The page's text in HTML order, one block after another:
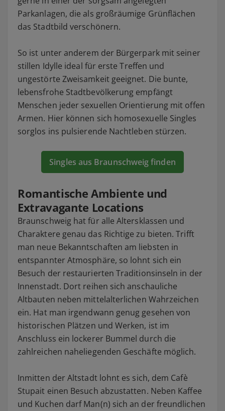
Parkanlagen, die als großräumige Grünflächen
das Stadtbild verschönern.
So ist unter anderem der Bürgerpark mit seiner
stillen Idylle ideal für erste Treffen und
ungestörte Zweisamkeit geeignet. Die bunte,
lebensfrohe Stadtbevölkerung empfängt
Menschen jeder sexuellen Orientierung mit offen
Armen. Hier können sich homosexuelle Singles
sorglos ins pulsierende Nachtleben stürzen.
Singles aus Braunschweig finden
Romantische Ambiente und
Extravagante Locations
Braunschweig hat für alle Altersklassen und
Charaktere genau das Richtige zu bieten. Trifft
man neue Bekanntschaften am liebsten in
entspannter Atmosphäre, so lohnt sich ein
Besuch der restaurierten Traditionsinseln in der
Innenstadt. Dort reihen sich anschauliche
Altbauten neben mittelalterlichen Wahrzeichen
ein. Hat man irgendwann genug gesehen von
historischen Plätzen und Werken, ist im
Anschluss ein lockerer Bummel durch die
zahlreichen naheliegenden Geschäfte möglich.
Inmitten der Altstadt lohnt es sich, dem Cafè
Stupait einen Besuch abzustatten. Neben Kaffee
und Kuchen darf Man(n) sich an der freundlichen